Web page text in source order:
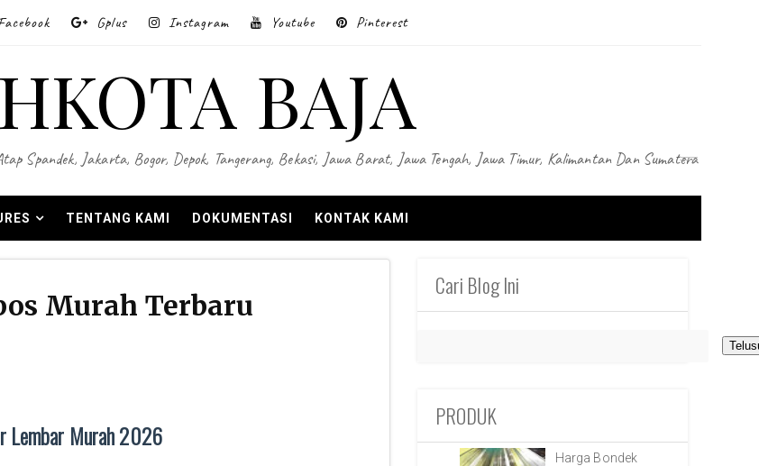
Gplus Instagram Youtube Pinterest
BAJA
Spandek, Jakarta, Bogor, Depok, Tangerang, Bekasi, Jawa Barat, Jawa Tengah, Jawa Timur, Kalimantan Dan Sumatera
TENTANG KAMI DOKUMENTASI KONTAK KAMI
Murah Terbaru
Lembar Murah 2026
Cari Blog Ini
PRODUK
Harga Bondek